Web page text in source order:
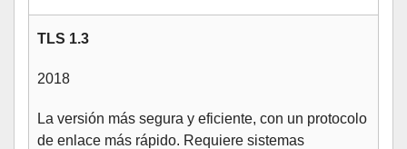
TLS 1.3
2018
La versión más segura y eficiente, con un protocolo
de enlace más rápido. Requiere sistemas